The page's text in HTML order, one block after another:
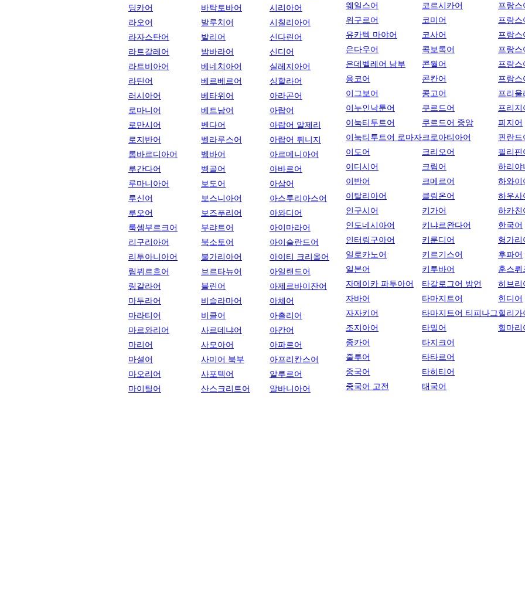
딩카어
라오어
라자스탄어
라트갈레어
라트비아어
라틴어
러시아어
로마니어
로만시어
로지반어
롬바르디아어
루간다어
루마니아어
루신어
루오어
룩셈부르크어
리구리아어
리투아니아어
림뷔르흐어
링갈라어
마두라어
마라티어
마르와리어
마리어
마셜어
마오리어
마이틸어
바탁토바어
발루치어
발리어
밤바라어
베네치아어
베르베르어
베타위어
베트남어
벤다어
벨라루스어
벰바어
벵골어
보도어
보스니아어
보즈푸리어
부랴트어
북소토어
불가리아어
브르타뉴어
블린어
비슬라마어
비콜어
사르데냐어
사모아어
사미어 북부
사포텍어
산스크리트어
시리아어
시칠리아어
신다린어
신디어
실레지아어
싱할라어
아라곤어
아랍어
아랍어 알제리
아랍어 튀니지
아르메니아어
아바르어
아삼어
아스투리아스어
아와디어
아이마라어
아이슬란드어
아이티 크리올어
아일랜드어
아제르바이잔어
아체어
아촐리어
아칸어
아파르어
아프리칸스어
알루르어
알바니아어
웨일스어
위구르어
유카텍 마야어
은다우어
은데벨레어 남부
응코어
이그보어
이누인낙툰어
이눅티투트어
이눅티투트어 로마자
이도어
이디시어
이반어
이탈리아어
인구시어
인도네시아어
인터링구아어
일로카노어
일본어
자메이카 파투아어
자바어
자자키어
조지아어
종카어
줄루어
중국어
중국어 고전
코르시카어
코미어
코사어
콕보록어
콘월어
콘칸어
콩고어
쿠르드어
쿠르드어 중앙
크로아티아어
크리오어
크림어
크메르어
클링온어
키가어
키냐르완다어
키룬디어
키르기스어
키투바어
타갈로그어 방언
타마지트어
타마지트어 티피나그
타밀어
타지크어
타타르어
타히티어
태국어
프랑스
프랑스
프랑
프랑
프랑
프랑스
프리울
프리지
피지어
핀란드
필리핀
하리야
하와이
하우사
하카친
한국어
헝가리
후파어
훈스뤼
히브리
힌디어
힐리가
힐마리